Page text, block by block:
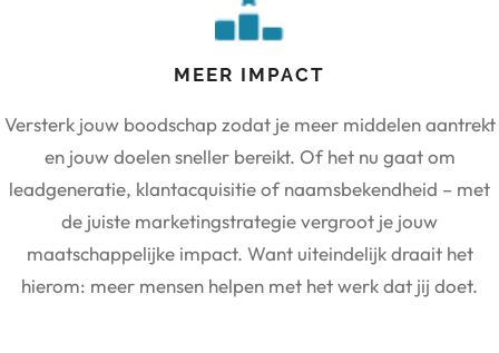
MEER IMPACT
Versterk jouw boodschap zodat je meer middelen aantrekt
en jouw doelen sneller bereikt. Of het nu gaat om
leadgeneratie, klantacquisitie of naamsbekendheid – met
de juiste marketingstrategie vergroot je jouw
maatschappelijke impact. Want uiteindelijk draait het
hierom: meer mensen helpen met het werk dat jij doet.